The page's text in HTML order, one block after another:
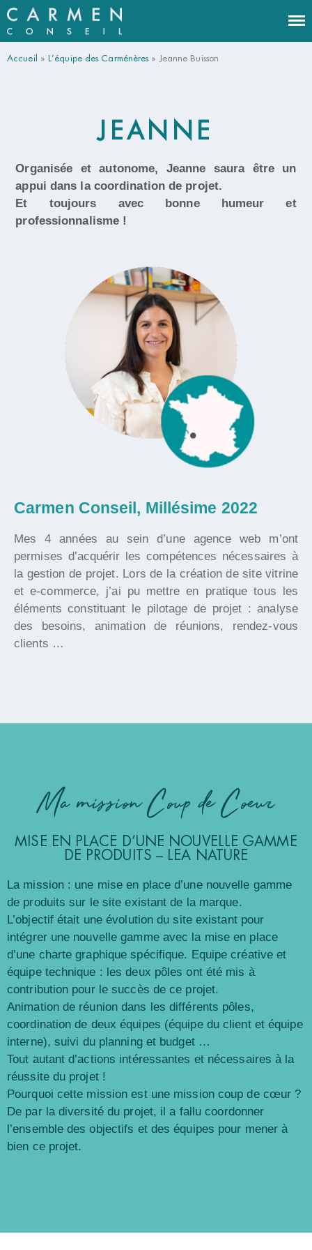
Offres
Equipe
Blog
Rejoignez-nous
Cabinet de conseil en pilotage de projets IT
et management de transition à Bordeaux
Accueil »L’équipe des Carménères »Jeanne Buisson
JEANNE
Organisée et autonome, Jeanne saura être un
appui dans la coordination de projet.
Et toujours avec bonne humeur et
professionnalisme !
Carmen Conseil, Millésime 2022
Mes 4 années au sein d’une agence web m’ont
permises d’acquérir les compétences nécessaires à
la gestion de projet. Lors de la création de site vitrine
et e-commerce, j’ai pu mettre en pratique tous les
éléments constituant le pilotage de projet : analyse
des besoins, animation de réunions, rendez-vous
clients …
Ma mission Coup de Coeur
MISE EN PLACE D’UNE NOUVELLE GAMME
DE PRODUITS – LEA NATURE
La mission : une mise en place d’une nouvelle gamme
de produits sur le site existant de la marque.
L’objectif était une évolution du site existant pour
intégrer une nouvelle gamme avec la mise en place
d’une charte graphique spécifique. Equipe créative et
équipe technique : les deux pôles ont été mis à
contribution pour le succès de ce projet.
Animation de réunion dans les différents pôles,
coordination de deux équipes (équipe du client et équipe
interne), suivi du planning et budget …
Tout autant d’actions intéressantes et nécessaires à la
réussite du projet !
Pourquoi cette mission est une mission coup de cœur ?
De par la diversité du projet, il a fallu coordonner
l’ensemble des objectifs et des équipes pour mener à
bien ce projet.